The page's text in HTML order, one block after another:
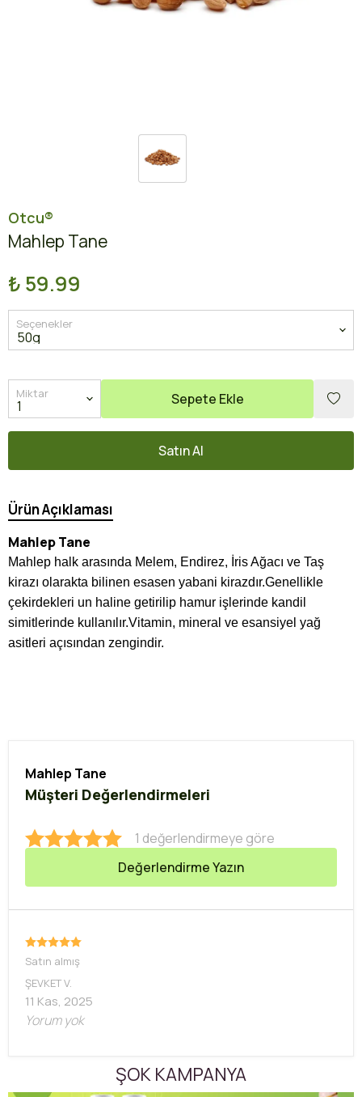
Otcu®
Mahlep Tane
₺ 59.99
Seçenekler
Miktar Sepete Ekle
Satın Al
Ürün Açıklaması
Mahlep Tane
Mahlep halk arasında Melem, Endirez, İris Ağacı ve Taş
kirazı olarakta bilinen esasen yabani kirazdır.Genellikle
çekirdekleri un haline getirilip hamur işlerinde kandil
simitlerinde kullanılır.Vitamin, mineral ve esansiyel yağ
asitleri açısından zengindir.
Mahlep Tane
Müşteri Değerlendirmeleri
1 değerlendirmeye göre
Değerlendirme Yazın
Satın almış
ŞEVKETV.
11 Kas, 2025
Yorum yok
ŞOK KAMPANYA